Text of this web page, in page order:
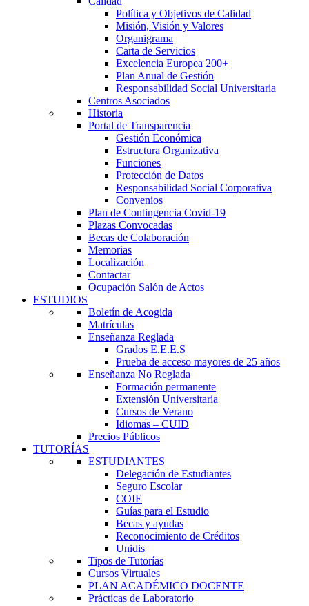
Política y Objetivos de Calidad
Misión, Visión y Valores
Organigrama
Carta de Servicios
Excelencia Europea 200+
Plan Anual de Gestión
Responsabilidad Social Universitaria
Centros Asociados
Historia
Portal de Transparencia
Gestión Económica
Estructura Organizativa
Funciones
Protección de Datos
Responsabilidad Social Corporativa
Convenios
Plan de Contingencia Covid-19
Plazas Convocadas
Becas de Colaboración
Memorias
Localización
Contactar
Ocupación Salón de Actos
ESTUDIOS
Boletín de Acogida
Matrículas
Enseñanza Reglada
Grados E.E.E.S
Prueba de acceso mayores de 25 años
Enseñanza No Reglada
Formación permanente
Extensión Universitaria
Cursos de Verano
Idiomas – CUID
Precios Públicos
TUTORÍAS
ESTUDIANTES
Delegación de Estudiantes
Seguro Escolar
COIE
Guías para el Estudio
Becas y ayudas
Reconocimiento de Créditos
Unidis
Tipos de Tutorías
Cursos Virtuales
PLAN ACADÉMICO DOCENTE
Prácticas de Laboratorio